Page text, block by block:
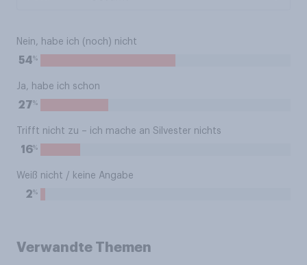
Nein, habe ich (noch) nicht
54%
Ja, habe ich schon
27%
Trifft nicht zu – ich mache an Silvester nichts
16%
Weiß nicht / keine Angabe
2%
Verwandte Themen